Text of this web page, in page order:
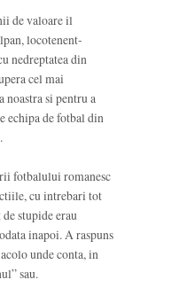
de valoare il
locotenent-
nedreptatea din
cel mai
si pentru a
echipa de fotbal din
fotbalului romanesc
cu intrebari tot
stupide erau
inapoi. A raspuns
unde conta, in
sau.